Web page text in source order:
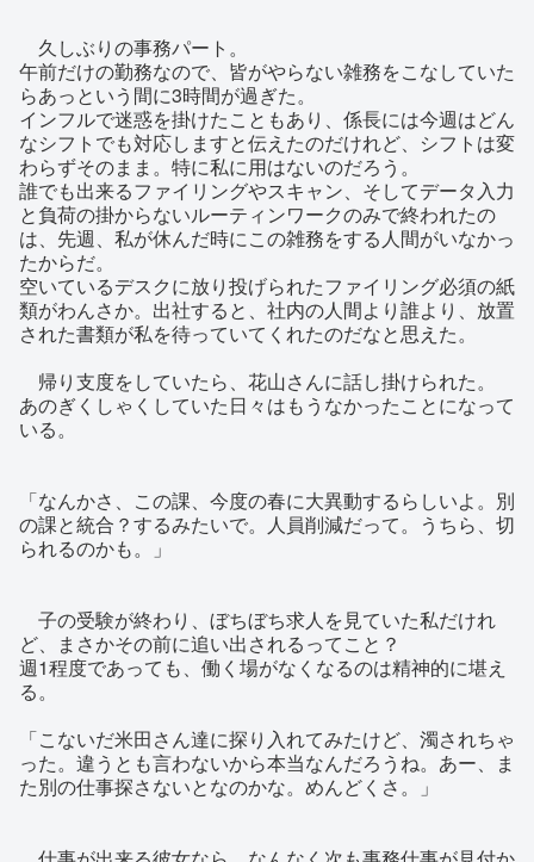
久しぶりの事務パート。
午前だけの勤務なので、皆がやらない雑務をこなしていた
らあっという間に3時間が過ぎた。
インフルで迷惑を掛けたこともあり、係長には今週はどん
なシフトでも対応しますと伝えたのだけれど、シフトは変
わらずそのまま。特に私に用はないのだろう。
誰でも出来るファイリングやスキャン、そしてデータ入力
と負荷の掛からないルーティンワークのみで終われたの
は、先週、私が休んだ時にこの雑務をする人間がいなかっ
たからだ。
空いているデスクに放り投げられたファイリング必須の紙
類がわんさか。出社すると、社内の人間より誰より、放置
された書類が私を待っていてくれたのだなと思えた。
帰り支度をしていたら、花山さんに話し掛けられた。
あのぎくしゃくしていた日々はもうなかったことになって
いる。
「なんかさ、この課、今度の春に大異動するらしいよ。別
の課と統合？するみたいで。人員削減だって。うちら、切
られるのかも。」
子の受験が終わり、ぼちぼち求人を見ていた私だけれ
ど、まさかその前に追い出されるってこと？
週1程度であっても、働く場がなくなるのは精神的に堪え
る。
「こないだ米田さん達に探り入れてみたけど、濁されちゃ
った。違うとも言わないから本当なんだろうね。あー、ま
た別の仕事探さないとなのかな。めんどくさ。」